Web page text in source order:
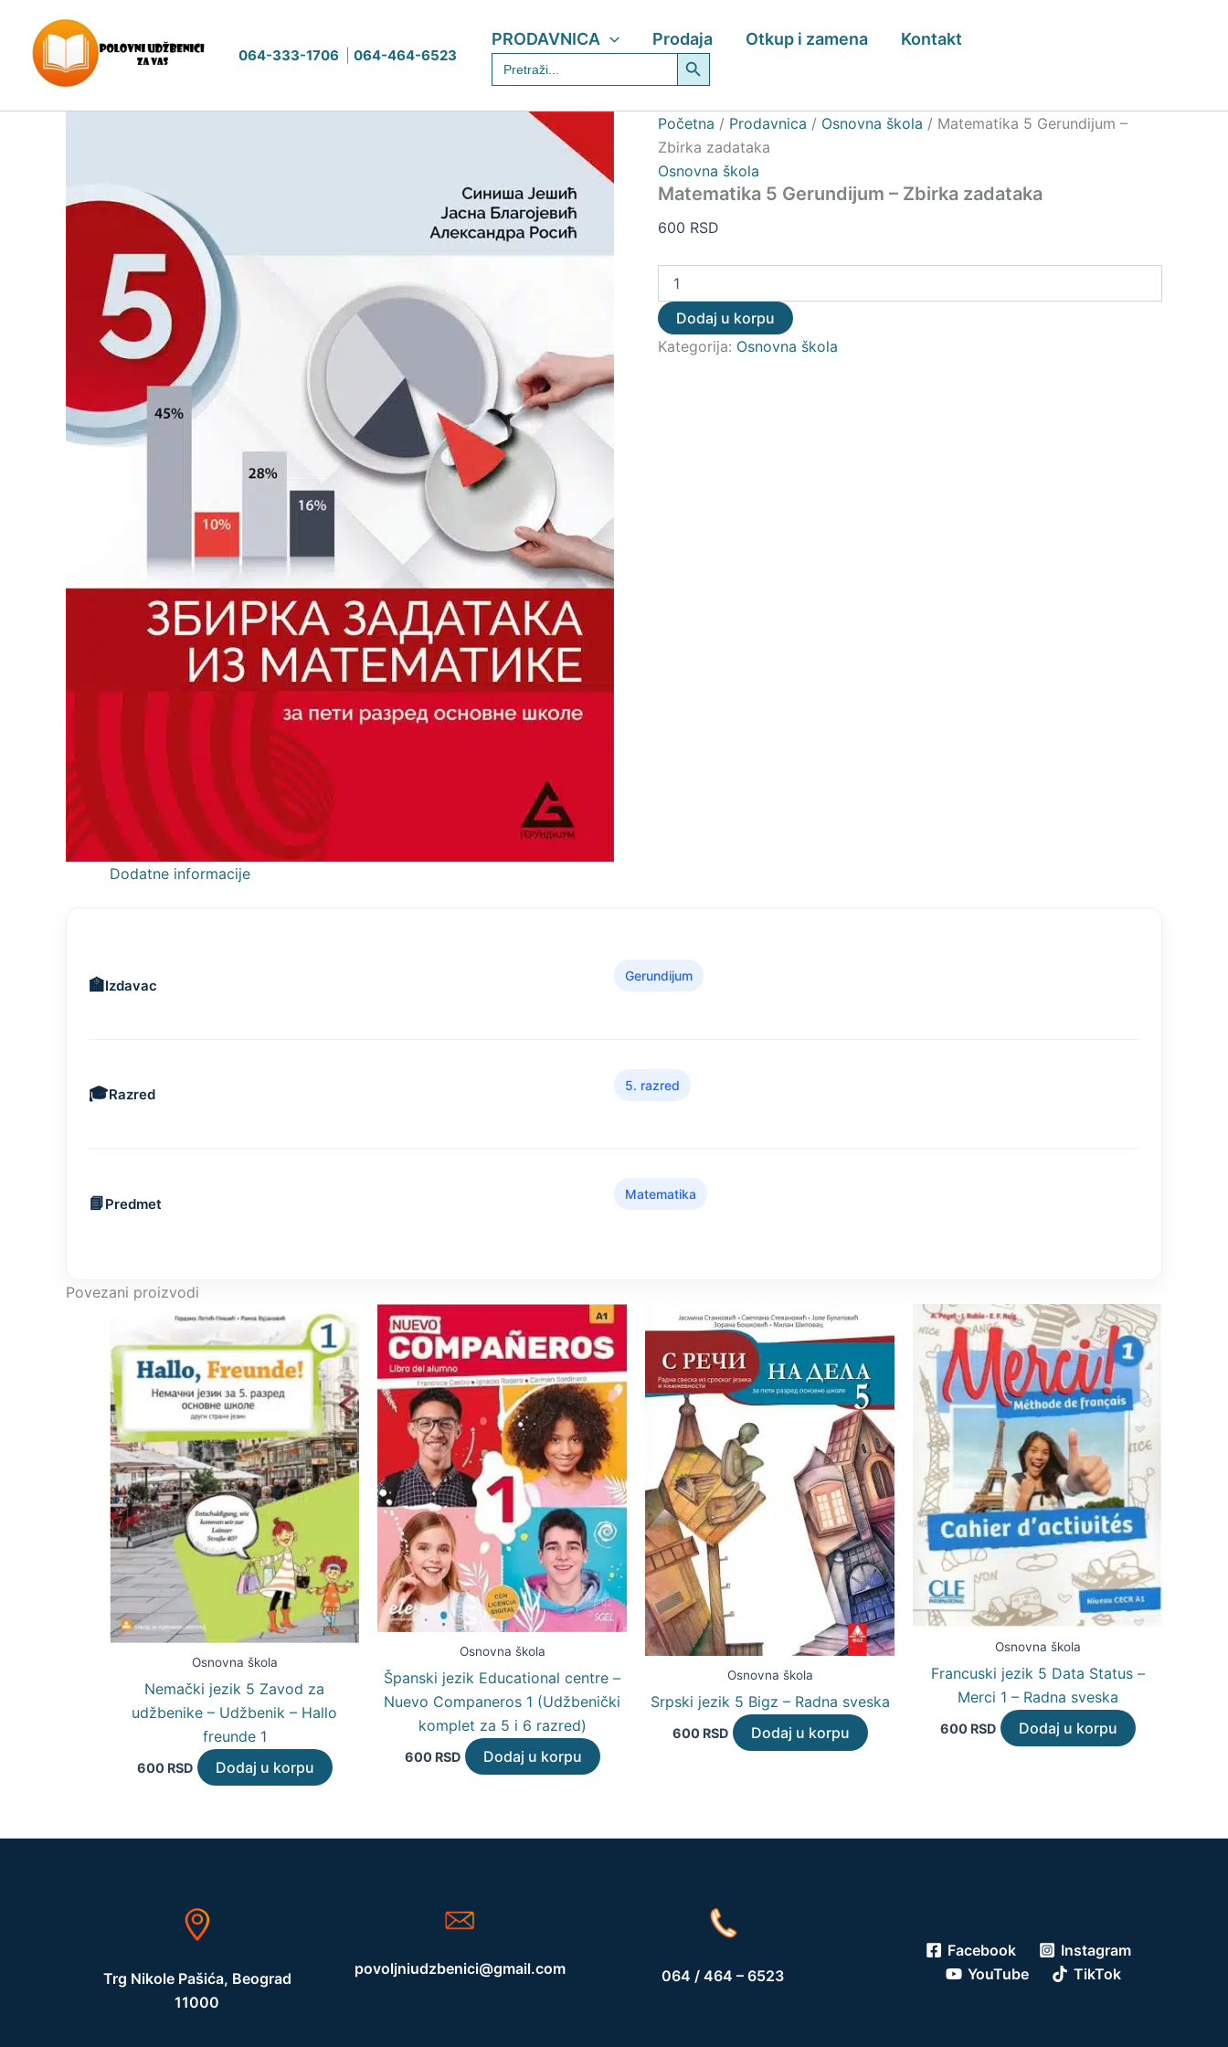
sadržaj
064-333-1706 064-464-6523
PRODAVNICA Prodaja Otkup i zamena Kontakt
Search
for:
Search Button
Početna / Prodavnica / Osnovna škola / Matematika 5 Gerundijum –
Zbirka zadataka
Osnovna škola
Matematika 5 Gerundijum – Zbirka zadataka
600 RSD
Gerundijum
količina
Dodaj u korpu
Kategorija: Osnovna škola
Dodatne informacije
Izdavac
Gerundijum
Razred
5. razred
Predmet
Matematika
Povezani proizvodi
Osnovna škola
Nemački jezik 5 Zavod za
udžbenike – Udžbenik – Hallo
freunde 1
600 RSD Dodaj u korpu
Osnovna škola
Španski jezik Educational centre –
Nuevo Companeros 1 (Udžbenički
komplet za 5 i 6 razred)
600 RSD Dodaj u korpu
Osnovna škola
Srpski jezik 5 Bigz – Radna sveska
600 RSD Dodaj u korpu
Osnovna škola
Francuski jezik 5 Data Status –
Merci 1 – Radna sveska
600 RSD Dodaj u korpu
Trg Nikole Pašića, Beograd
11000
povoljniudzbenici@gmail.com 064 / 464 – 6523
Facebook
Instagram
YouTube
TikTok